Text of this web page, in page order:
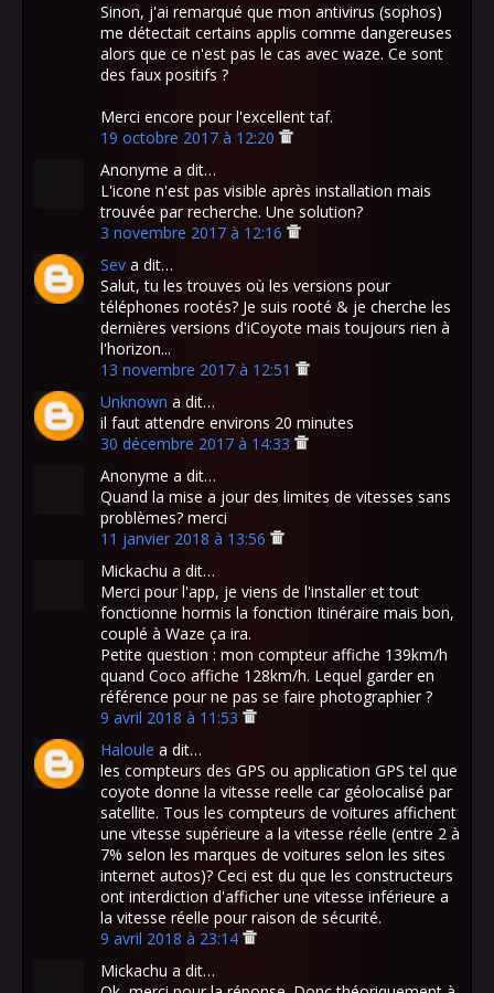
Sinon, j'ai remarqué que mon antivirus (sophos)
me détectait certains applis comme dangereuses
alors que ce n'est pas le cas avec waze. Ce sont
des faux positifs ?
Merci encore pour l'excellent taf.
19 octobre 2017 à 12:20
Anonyme a dit…
L'icone n'est pas visible après installation mais
trouvée par recherche. Une solution?
3 novembre 2017 à 12:16
Sev a dit…
Salut, tu les trouves où les versions pour
téléphones rootés? Je suis rooté & je cherche les
dernières versions d'iCoyote mais toujours rien à
l'horizon...
13 novembre 2017 à 12:51
Unknown a dit…
il faut attendre environs 20 minutes
30 décembre 2017 à 14:33
Anonyme a dit…
Quand la mise a jour des limites de vitesses sans
problèmes? merci
11 janvier 2018 à 13:56
Mickachu a dit…
Merci pour l'app, je viens de l'installer et tout
fonctionne hormis la fonction Itinéraire mais bon,
couplé à Waze ça ira.
Petite question : mon compteur affiche 139km/h
quand Coco affiche 128km/h. Lequel garder en
référence pour ne pas se faire photographier ?
9 avril 2018 à 11:53
Haloule a dit…
les compteurs des GPS ou application GPS tel que
coyote donne la vitesse reelle car géolocalisé par
satellite. Tous les compteurs de voitures affichent
une vitesse supérieure a la vitesse réelle (entre 2 à
7% selon les marques de voitures selon les sites
internet autos)? Ceci est du que les constructeurs
ont interdiction d'afficher une vitesse inférieure a
la vitesse réelle pour raison de sécurité.
9 avril 2018 à 23:14
Mickachu a dit…